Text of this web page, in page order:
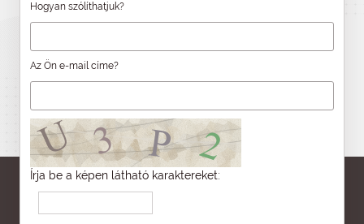
Hogyan szólíthatjuk?
Az Ön e-mail címe?
Írja be a képen látható karaktereket: